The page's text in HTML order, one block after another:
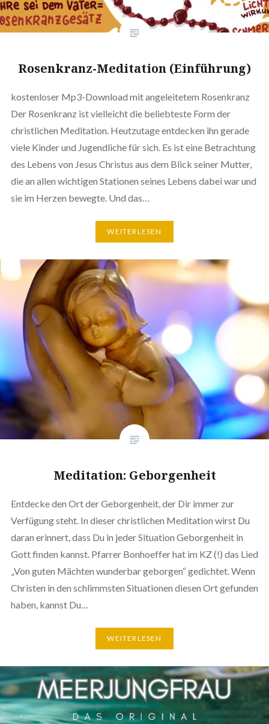
Rosenkranz-Meditation (Einführung)
kostenloser Mp3-Download mit angeleitetem Rosenkranz
Der Rosenkranz ist vielleicht die beliebteste Form der
christlichen Meditation. Heutzutage entdecken ihn gerade
viele Kinder und Jugendliche für sich. Es ist eine Betrachtung
des Lebens von Jesus Christus aus dem Blick seiner Mutter,
die an allen wichtigen Stationen seines Lebens dabei war und
sie im Herzen bewegte. Und das…
WEITERLESEN
Meditation: Geborgenheit
Entdecke den Ort der Geborgenheit, der Dir immer zur
Verfügung steht. In dieser christlichen Meditation wirst Du
daran erinnert, dass Du in jeder Situation Geborgenheit in
Gott finden kannst. Pfarrer Bonhoeffer hat im KZ (!) das Lied
„Von guten Mächten wunderbar geborgen“ gedichtet. Wenn
Christen in den schlimmsten Situationen diesen Ort gefunden
haben, kannst Du…
WEITERLESEN